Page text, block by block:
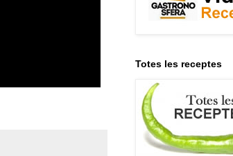
Totes les receptes